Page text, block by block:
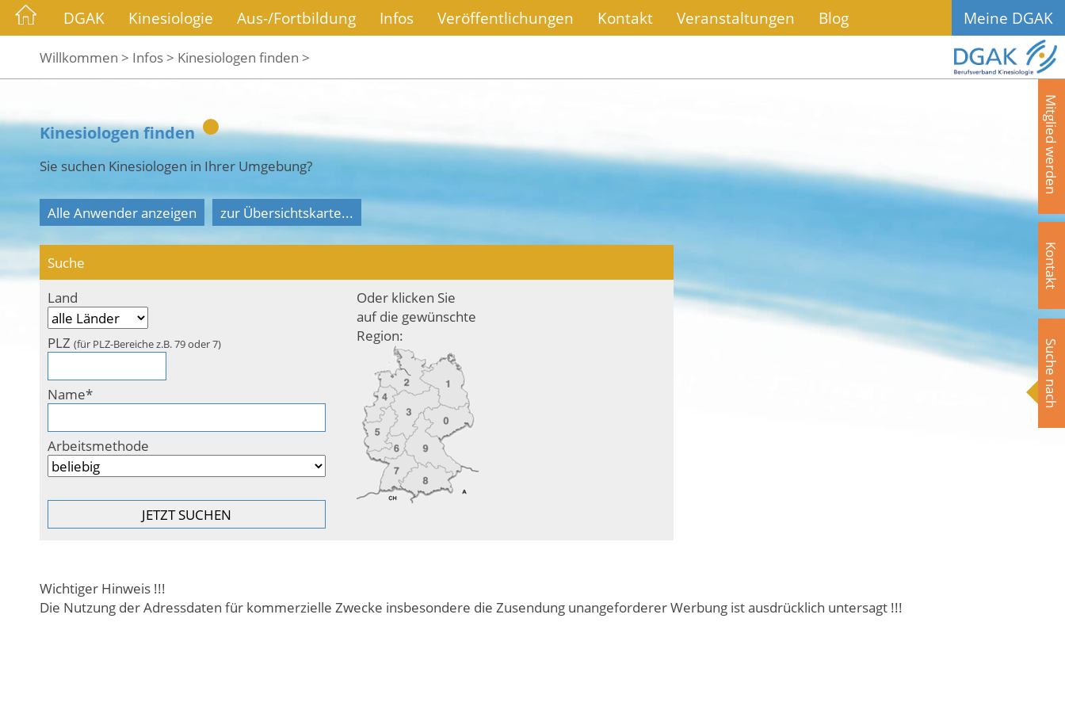
DGAK Kinesiologie Aus-/Fortbildung Infos Veröffentlichungen Kontakt Veranstaltungen Blog Meine DGAK
Willkommen > Infos > Kinesiologen finden >
Mitglied werden
Kontakt
Suche nach
Kinesiologen finden
Sie suchen Kinesiologen in Ihrer Umgebung?
Alle Anwender anzeigen zur Übersichtskarte...
Suche
Land
PLZ (für PLZ-Bereiche z.B. 79 oder 7)
Name*
Arbeitsmethode
Oder klicken Sie
auf die gewünschte
Region:
Wichtiger Hinweis !!!
Die Nutzung der Adressdaten für kommerzielle Zwecke insbesondere die Zusendung unangeforderer Werbung ist ausdrücklich untersagt !!!